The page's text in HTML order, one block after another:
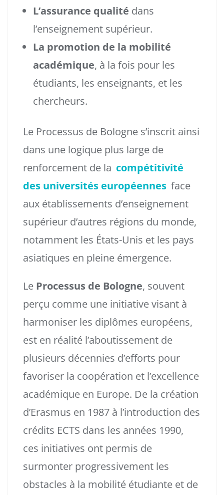
L’assurance qualité dans
l’enseignement supérieur.
La promotion de la mobilité
académique, à la fois pour les
étudiants, les enseignants, et les
chercheurs.
Le Processus de Bologne s’inscrit ainsi
dans une logique plus large de
renforcement de la compétitivité
des universités européennes face
aux établissements d’enseignement
supérieur d’autres régions du monde,
notamment les États-Unis et les pays
asiatiques en pleine émergence.
Le Processus de Bologne, souvent
perçu comme une initiative visant à
harmoniser les diplômes européens,
est en réalité l’aboutissement de
plusieurs décennies d’efforts pour
favoriser la coopération et l’excellence
académique en Europe. De la création
d’Erasmus en 1987 à l’introduction des
crédits ECTS dans les années 1990,
ces initiatives ont permis de
surmonter progressivement les
obstacles à la mobilité étudiante et de